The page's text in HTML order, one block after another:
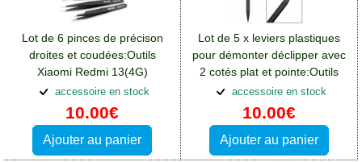
Lot de 6 pinces de précison
droites et coudées:Outils
Xiaomi Redmi 13(4G)
accessoire en stock
10.00€
Ajouter au panier
Lot de 5 x leviers plastiques
pour démonter déclipper avec
2 cotés plat et pointe:Outils
Xiaomi Redmi 13(4G)
accessoire en stock
10.00€
Ajouter au panier